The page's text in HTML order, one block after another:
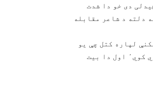
دی خو دا شدت
واضحه ده ځکه دلته د شاعر مقابله
لپاره کتل چې یو
لوستونکي د ځواب صیب لاندې بیت ته لیکلي و چې ځواب صیب ډېره شوخه شاعري کوي٬ اول دا بیت